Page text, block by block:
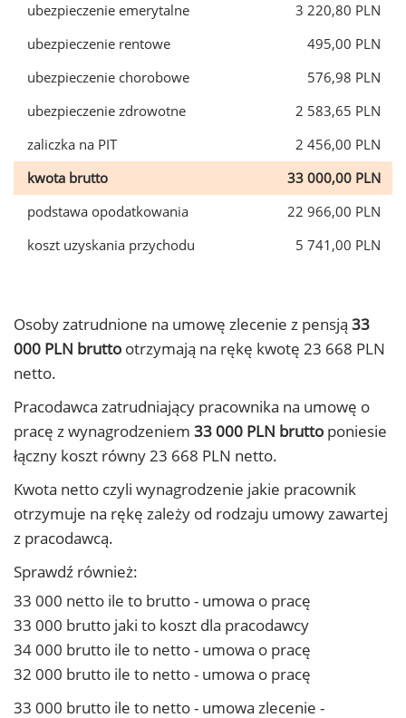
ubezpieczenie emerytalne
3 220,80 PLN
ubezpieczenie rentowe
495,00 PLN
ubezpieczenie chorobowe
576,98 PLN
ubezpieczenie zdrowotne
2 583,65 PLN
zaliczka na PIT
2 456,00 PLN
kwota brutto
33 000,00 PLN
podstawa opodatkowania
22 966,00 PLN
koszt uzyskania przychodu
5 741,00 PLN
Osoby zatrudnione na umowę zlecenie z pensją 33
000 PLN brutto otrzymają na rękę kwotę 23 668 PLN
netto.
Pracodawca zatrudniający pracownika na umowę o
pracę z wynagrodzeniem 33 000 PLN brutto poniesie
łączny koszt równy 23 668 PLN netto.
Kwota netto czyli wynagrodzenie jakie pracownik
otrzymuje na rękę zależy od rodzaju umowy zawartej
z pracodawcą.
Sprawdź również:
33 000 netto ile to brutto - umowa o pracę
33 000 brutto jaki to koszt dla pracodawcy
34 000 brutto ile to netto - umowa o pracę
32 000 brutto ile to netto - umowa o pracę
33 000 brutto ile to netto - umowa zlecenie -